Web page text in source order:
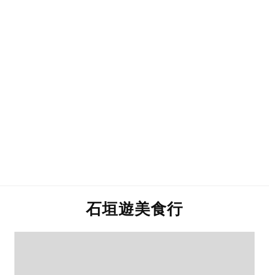
石垣遊美食行